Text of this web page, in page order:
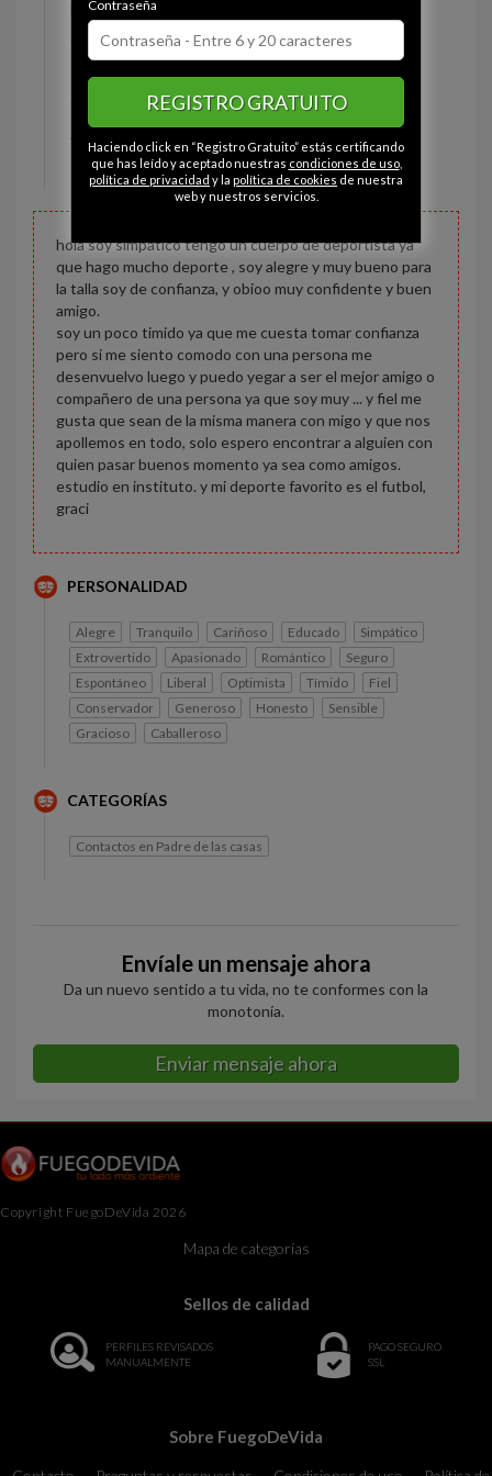
Estado civil:
Ojos: Verde
Constitución: Deportista
Altura: 162 cm
Peso: 60 kg
hola soy simpatico tengo un cuerpo de deportista ya
que hago mucho deporte , soy alegre y muy bueno para
la talla soy de confianza, y obioo muy confidente y buen
amigo.
soy un poco timido ya que me cuesta tomar confianza
pero si me siento comodo con una persona me
desenvuelvo luego y puedo yegar a ser el mejor amigo o
compañero de una persona ya que soy muy ... y fiel me
gusta que sean de la misma manera con migo y que nos
apollemos en todo, solo espero encontrar a alguien con
quien pasar buenos momento ya sea como amigos.
estudio en instituto. y mi deporte favorito es el futbol,
graci
PERSONALIDAD
Alegre Tranquilo Cariñoso Educado
Simpático
Extrovertido
Apasionado Romántico
Seguro
Espontáneo
Liberal Optimista Tímido
Fiel
Conservador
Generoso Honesto
Sensible
Gracioso
Caballeroso
CATEGORÍAS
Contactos en Padre de las casas
Envíale un mensaje ahora
Da un nuevo sentido a tu vida, no te conformes con la
monotonía.
Enviar mensaje ahora
Contraseña
REGISTRO GRATUITO
Haciendo click en “Registro Gratuito” estás certificando
que has leído y aceptado nuestras condiciones de uso,
política de privacidad y la política de cookies de nuestra
web y nuestros servicios.
Copyright FuegoDeVida 2026
Mapa de categorías
Sellos de calidad
PERFILES REVISADOS
MANUALMENTE
PAGO SEGURO
SSL
Sobre FuegoDeVida